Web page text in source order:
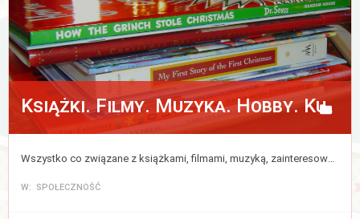
Książki. Filmy. Muzyka. Hobby. Kulinaria.
Wszystko co związane z książkami, filmami, muzyką, zainteresowaniami i kulinariami.
W: SPOŁECZNOŚĆ